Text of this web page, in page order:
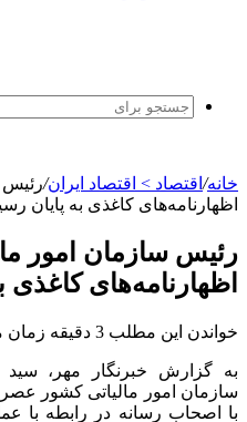
خانه/ اقتصاد > اقتصاد ایران/رئیس
اظهارنامه‌های کاغذی به پایان
رئیس سازمان امور
اظهارنامه‌های کاغذی
خواندن این مطلب 3 دقیقه زمان میبرد
به گزارش خبرنگار مهر،
سازمان امور مالیاتی کشور